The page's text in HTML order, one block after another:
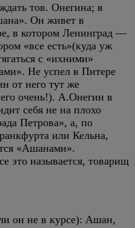
тов. Онегина; в
Он живет в
в котором Ленинград —
«все есть»(куда уж
с «ихними»
Не успел в Питере
от него тут же
очень!). А.Онегин в
себя не на плохо
Петрова», а, по
или Кельна,
«Ашанами».
это называется, товарищ
он не в курсе): Ашан,